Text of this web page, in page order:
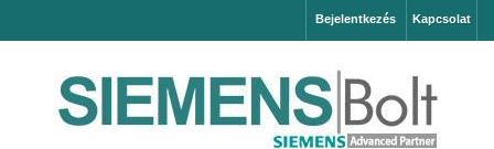
Kapcsolat
Bejelentkezés